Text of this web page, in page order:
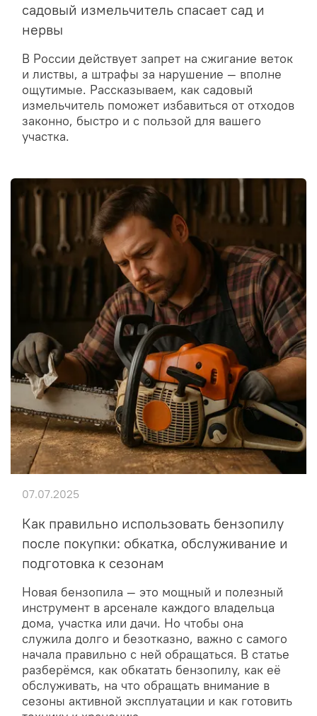
садовый измельчитель спасает сад и
нервы
В России действует запрет на сжигание веток
и листвы, а штрафы за нарушение — вполне
ощутимые. Рассказываем, как садовый
измельчитель поможет избавиться от отходов
законно, быстро и с пользой для вашего
участка.
Как правильно использовать бензопилу
после покупки: обкатка, обслуживание и
подготовка к сезонам
Новая бензопила — это мощный и полезный
инструмент в арсенале каждого владельца
дома, участка или дачи. Но чтобы она
служила долго и безотказно, важно с самого
начала правильно с ней обращаться. В статье
разберёмся, как обкатать бензопилу, как её
обслуживать, на что обращать внимание в
сезоны активной эксплуатации и как готовить
07.07.2025